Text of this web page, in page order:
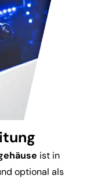
ist in
optional als